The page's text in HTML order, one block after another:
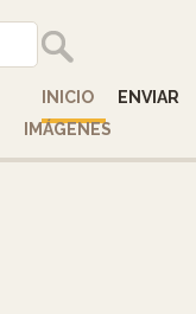
INICIO
ENVIAR
IMÁGENES